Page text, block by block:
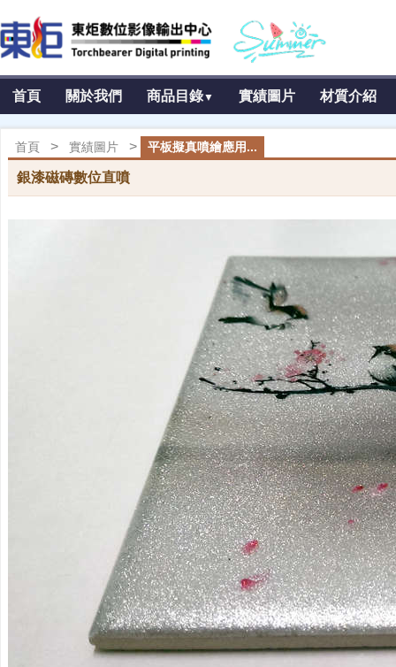
首頁 關於我們 商品目錄▼ 實績圖片 材質介紹
首頁 > 實績圖片 > 平板擬真噴繪應用...
銀漆磁磚數位直噴